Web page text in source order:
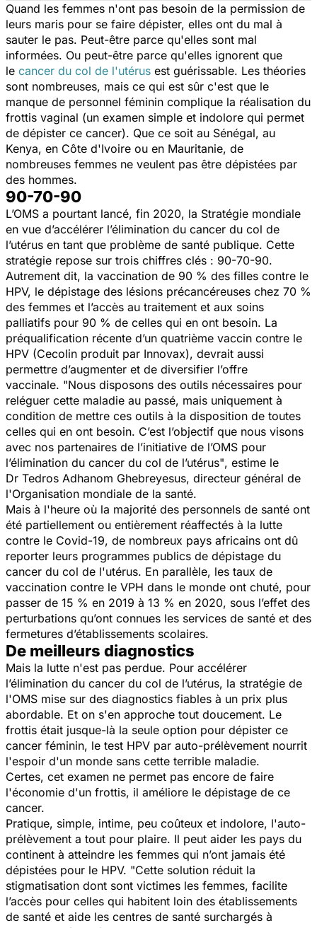
Quand les femmes n'ont pas besoin de la permission de
leurs maris pour se faire dépister, elles ont du mal à
sauter le pas. Peut-être parce qu'elles sont mal
informées. Ou peut-être parce qu'elles ignorent que
le cancer du col de l'utérus est guérissable. Les théories
sont nombreuses, mais ce qui est sûr c'est que le
manque de personnel féminin complique la réalisation du
frottis vaginal (un examen simple et indolore qui permet
de dépister ce cancer). Que ce soit au Sénégal, au
Kenya, en Côte d'Ivoire ou en Mauritanie, de
nombreuses femmes ne veulent pas être dépistées par
des hommes.
90-70-90
L’OMS a pourtant lancé, fin 2020, la Stratégie mondiale
en vue d’accélérer l’élimination du cancer du col de
l’utérus en tant que problème de santé publique. Cette
stratégie repose sur trois chiffres clés : 90-70-90.
Autrement dit, la vaccination de 90 % des filles contre le
HPV, le dépistage des lésions précancéreuses chez 70 %
des femmes et l’accès au traitement et aux soins
palliatifs pour 90 % de celles qui en ont besoin. La
préqualification récente d’un quatrième vaccin contre le
HPV (Cecolin produit par Innovax), devrait aussi
permettre d’augmenter et de diversifier l’offre
vaccinale. "Nous disposons des outils nécessaires pour
reléguer cette maladie au passé, mais uniquement à
condition de mettre ces outils à la disposition de toutes
celles qui en ont besoin. C’est l’objectif que nous visons
avec nos partenaires de l’initiative de l’OMS pour
l’élimination du cancer du col de l’utérus", estime le
Dr Tedros Adhanom Ghebreyesus, directeur général de
l'Organisation mondiale de la santé.
Mais à l'heure où la majorité des personnels de santé ont
été partiellement ou entièrement réaffectés à la lutte
contre le Covid-19, de nombreux pays africains ont dû
reporter leurs programmes publics de dépistage du
cancer du col de l'utérus. En parallèle, les taux de
vaccination contre le VPH dans le monde ont chuté, pour
passer de 15 % en 2019 à 13 % en 2020, sous l’effet des
perturbations qu’ont connues les services de santé et des
fermetures d’établissements scolaires.
De meilleurs diagnostics
Mais la lutte n'est pas perdue. Pour accélérer
l’élimination du cancer du col de l’utérus, la stratégie de
l'OMS mise sur des diagnostics fiables à un prix plus
abordable. Et on s'en approche tout doucement. Le
frottis était jusque-là la seule option pour dépister ce
cancer féminin, le test HPV par auto-prélèvement nourrit
l'espoir d'un monde sans cette terrible maladie.
Certes, cet examen ne permet pas encore de faire
l'économie d'un frottis, il améliore le dépistage de ce
cancer.
Pratique, simple, intime, peu coûteux et indolore, l'auto-
prélèvement a tout pour plaire. Il peut aider les pays du
continent à atteindre les femmes qui n’ont jamais été
dépistées pour le HPV. "Cette solution réduit la
stigmatisation dont sont victimes les femmes, facilite
l’accès pour celles qui habitent loin des établissements
de santé et aide les centres de santé surchargés à